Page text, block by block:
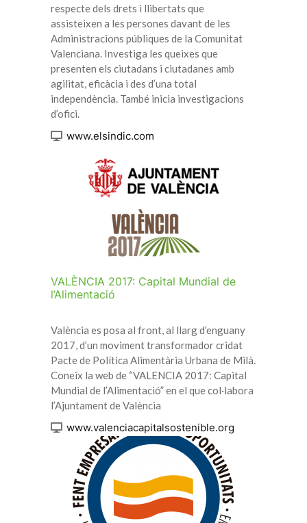
respecte dels drets i llibertats que
assisteixen a les persones davant de les
Administracions públiques de la Comunitat
Valenciana. Investiga les queixes que
presenten els ciutadans i ciutadanes amb
agilitat, eficàcia i des d’una total
independència. També inicia investigacions
d’ofici.
www.elsindic.com
VALÈNCIA 2017: Capital Mundial de
l’Alimentació
València es posa al front, al llarg d’enguany
2017, d’un moviment transformador cridat
Pacte de Política Alimentària Urbana de Milà.
Coneix la web de “VALENCIA 2017: Capital
Mundial de l’Alimentació” en el que col·labora
l’Ajuntament de València
www.valenciacapitalsostenible.org